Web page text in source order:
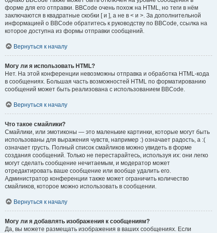
форме для его отправки. BBCode очень похож на HTML, но теги в нём
заключаются в квадратные скобки [ и ], а не в < и >. За дополнительной
информацией о BBCode обратитесь к руководству по BBCode, ссылка на
которое доступна из формы отправки сообщений.
Вернуться к началу
Могу ли я использовать HTML?
Нет. На этой конференции невозможны отправка и обработка HTML-кода
в сообщениях. Большая часть возможностей HTML по форматированию
сообщений может быть реализована с использованием BBCode.
Вернуться к началу
Что такое смайлики?
Смайлики, или эмотиконы — это маленькие картинки, которые могут быть
использованы для выражения чувств, например :) означает радость, а :(
означает грусть. Полный список смайликов можно увидеть в форме
создания сообщений. Только не перестарайтесь, используя их: они легко
могут сделать сообщение нечитаемым, и модератор может
отредактировать ваше сообщение или вообще удалить его.
Администратор конференции также может ограничить количество
смайликов, которое можно использовать в сообщении.
Вернуться к началу
Могу ли я добавлять изображения к сообщениям?
Да, вы можете размещать изображения в ваших сообщениях. Если